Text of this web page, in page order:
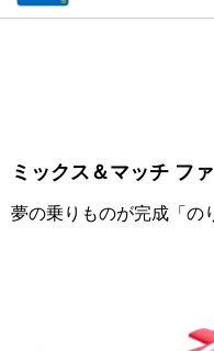
ミックス＆マッチ フ
夢の乗りものが完成「の